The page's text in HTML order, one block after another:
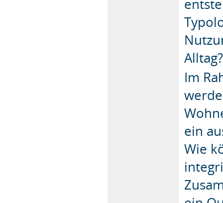
Alltag?
Im
ein
Wie